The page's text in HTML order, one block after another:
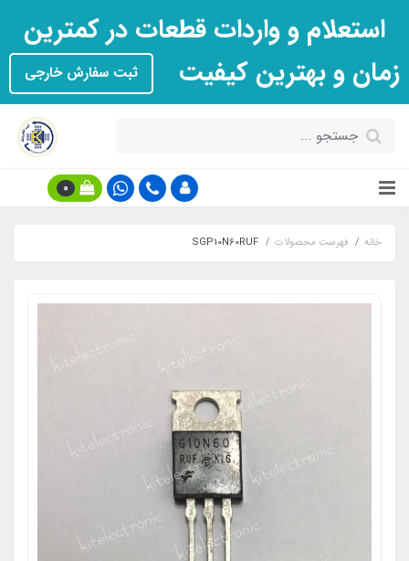
استعلام و واردات قطعات در کمترین
زمان و بهترین کیفیت
ثبت سفارش خارجی
0
خانه فهرست محصولات SGP10N60RUF